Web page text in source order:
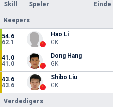
Skill Speler
Keepers
54.6
62.1
Hao Li
GK
41.0
41.0
Dong Hang
GK
43.6
43.6
Shibo Liu
GK
Verdedigers